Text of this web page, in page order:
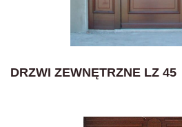
DRZWI ZEWNĘTRZNE LZ 45